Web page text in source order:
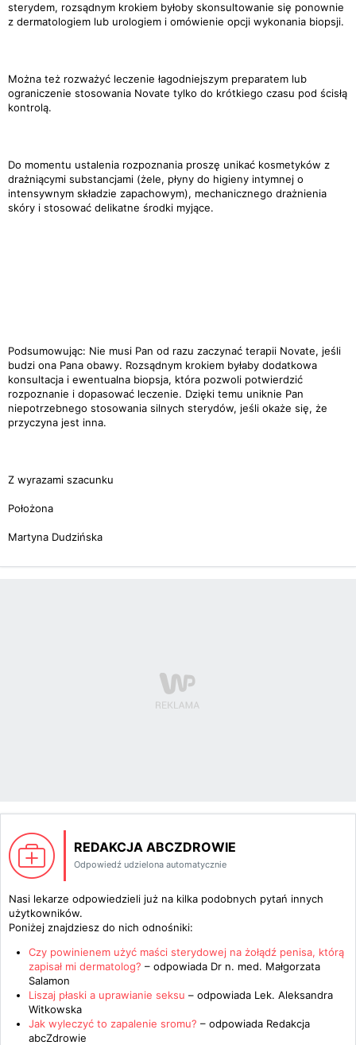
sterydem, rozsądnym krokiem byłoby skonsultowanie się ponownie
z dermatologiem lub urologiem i omówienie opcji wykonania biopsji.
Można też rozważyć leczenie łagodniejszym preparatem lub
ograniczenie stosowania Novate tylko do krótkiego czasu pod ścisłą
kontrolą.
Do momentu ustalenia rozpoznania proszę unikać kosmetyków z
drażniącymi substancjami (żele, płyny do higieny intymnej o
intensywnym składzie zapachowym), mechanicznego drażnienia
skóry i stosować delikatne środki myjące.
Podsumowując: Nie musi Pan od razu zaczynać terapii Novate, jeśli
budzi ona Pana obawy. Rozsądnym krokiem byłaby dodatkowa
konsultacja i ewentualna biopsja, która pozwoli potwierdzić
rozpoznanie i dopasować leczenie. Dzięki temu uniknie Pan
niepotrzebnego stosowania silnych sterydów, jeśli okaże się, że
przyczyna jest inna.
Z wyrazami szacunku
Położona
Martyna Dudzińska
REDAKCJA ABCZDROWIE
Odpowiedź udzielona automatycznie
Nasi lekarze odpowiedzieli już na kilka podobnych pytań innych
użytkowników.
Poniżej znajdziesz do nich odnośniki:
Czy powinienem użyć maści sterydowej na żołądź penisa, którą
zapisał mi dermatolog? – odpowiada Dr n. med. Małgorzata
Salamon
Liszaj płaski a uprawianie seksu – odpowiada Lek. Aleksandra
Witkowska
Jak wyleczyć to zapalenie sromu? – odpowiada Redakcja
abcZdrowie